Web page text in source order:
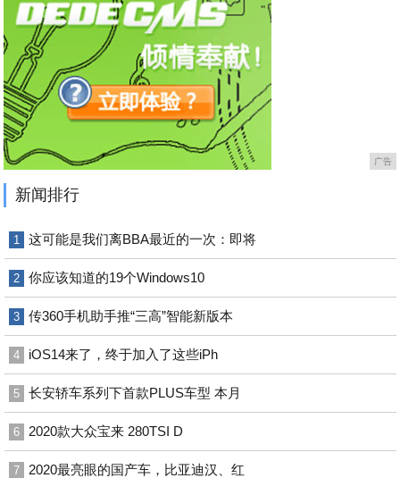
广告
新闻排行
1 这可能是我们离BBA最近的一次：即将
2 你应该知道的19个Windows10
3 传360手机助手推“三高”智能新版本
4 iOS14来了，终于加入了这些iPh
5 长安轿车系列下首款PLUS车型 本月
6 2020款大众宝来 280TSI D
7 2020最亮眼的国产车，比亚迪汉、红